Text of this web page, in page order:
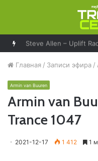
Steve Allen – Uplift
Главная / Записи эфира /
Armin van Buuren
Armin van
Trance 1047
2021-12-17 1 412 1